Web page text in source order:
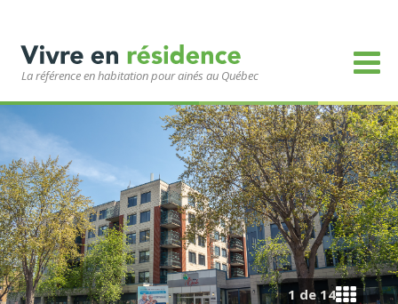
La référence en habitation pour ainés au Québec
1 de 14